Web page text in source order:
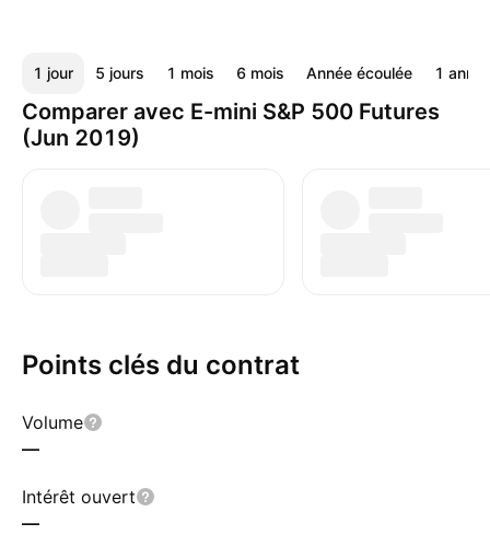
1 jour 5 jours 1 mois 6 mois Année écoulée 1
Comparer avec E-mini S&P 500 Futures
(Jun 2019)
Points clés du contrat
Volume
—
Intérêt ouvert
—